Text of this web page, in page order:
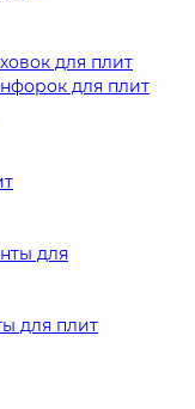
для плит
для плит
для
для плит